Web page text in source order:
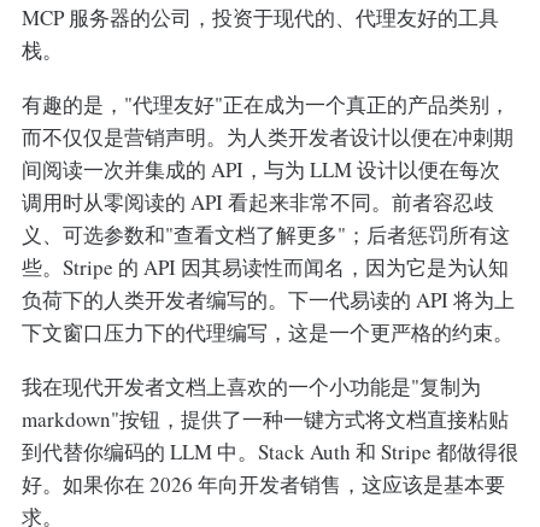
MCP 服务器的公司，投资于现代的、代理友好的工具
栈。
有趣的是，"代理友好"正在成为一个真正的产品类别，
而不仅仅是营销声明。为人类开发者设计以便在冲刺期
间阅读一次并集成的 API，与为 LLM 设计以便在每次
调用时从零阅读的 API 看起来非常不同。前者容忍歧
义、可选参数和"查看文档了解更多"；后者惩罚所有这
些。Stripe 的 API 因其易读性而闻名，因为它是为认知
负荷下的人类开发者编写的。下一代易读的 API 将为上
下文窗口压力下的代理编写，这是一个更严格的约束。
我在现代开发者文档上喜欢的一个小功能是"复制为
markdown"按钮，提供了一种一键方式将文档直接粘贴
到代替你编码的 LLM 中。Stack Auth 和 Stripe 都做得很
好。如果你在 2026 年向开发者销售，这应该是基本要
求。